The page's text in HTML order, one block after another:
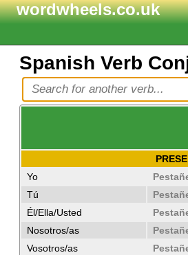
wordwheels.co.uk
Spanish Verb
Yo
Tú
Él/Ella/Usted
Nosotros/as
Vosotros/as